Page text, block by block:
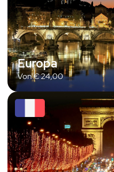
Europa
Von€24,00